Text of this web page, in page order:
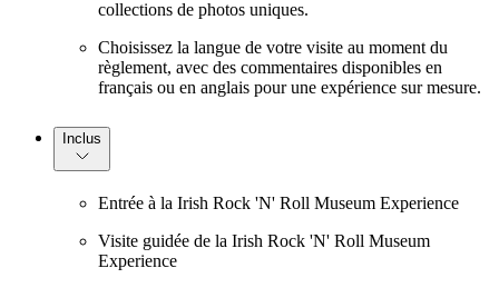
collections de photos uniques.
Choisissez la langue de votre visite au moment du
règlement, avec des commentaires disponibles en
français ou en anglais pour une expérience sur mesure.
Inclus
Entrée à la Irish Rock 'N' Roll Museum Experience
Visite guidée de la Irish Rock 'N' Roll Museum
Experience